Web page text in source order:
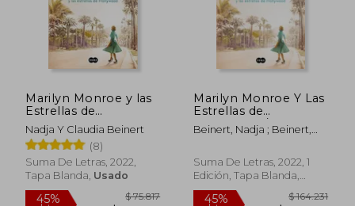
Marilyn Monroe y las
Estrellas de
Hollywood
Nadja Y Claudia Beinert
(8)
Suma De Letras, 2022,
Tapa Blanda, Usado
Marilyn Monroe Y Las
Estrellas de
Hollywood / Marilyn
Monroe and the
Beinert, Nadja ; Beinert,
Suma De Letras, 2022, 1
Edición, Tapa Blanda,
Nuevo